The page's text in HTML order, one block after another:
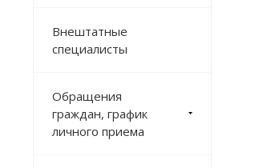
Внештатные
специалисты
Обращения
граждан, график
личного приема